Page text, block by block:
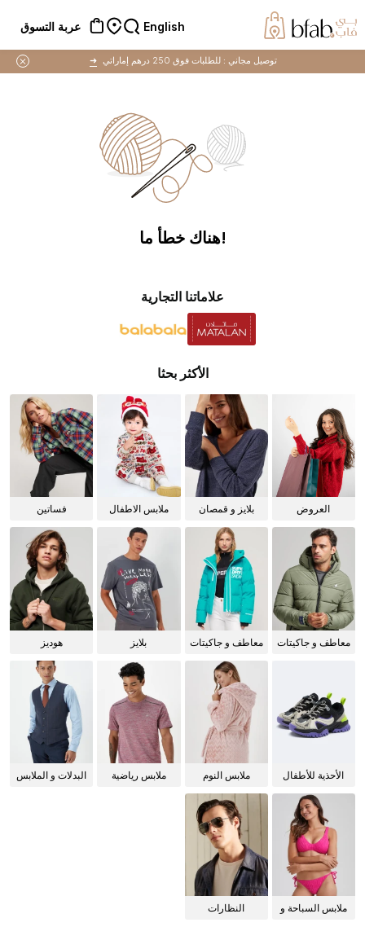
English عربة التسوق
توصيل مجاني : للطلبات فوق 250 درهم إماراتي ➜
!هناك خطأ ما
علاماتنا التجارية
الأكثر بحثا
العروض
بلايز و قمصان
ملابس الاطفال فساتين
معاطف و جاكيتات
معاطف و جاكيتات
بلايز هوديز
الأحذية للأطفال
ملابس النوم
ملابس رياضية
البدلات و الملابس
ملابس السباحة و
النظارات